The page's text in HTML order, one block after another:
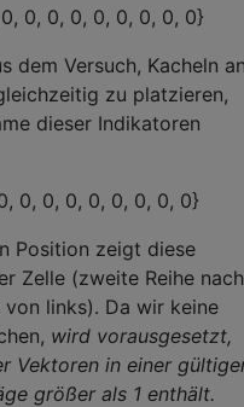
0, 0, 0, 0, 0, 0, 0, 0, 0}
dem Versuch, Kacheln
zu platzieren,
dieser Indikatoren
0, 0, 0, 0, 0, 0, 0, 0}
Position zeigt diese
Zelle (zweite Reihe nach
links). Da wir keine
wird vorausgesetzt,
Vektoren in einer
größer als 1 enthält.